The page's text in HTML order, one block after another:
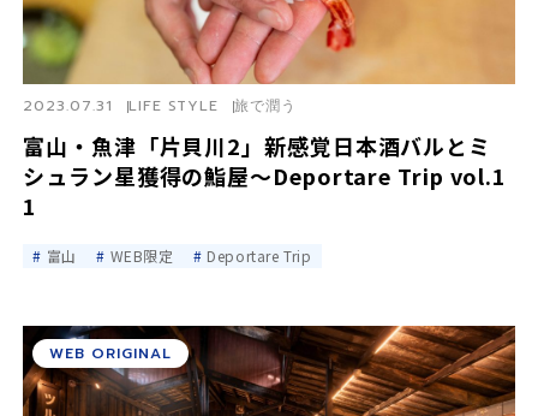
富山・魚津「片貝川2」新感覚日本酒バルとミ
シュラン星獲得の鮨屋～Deportare Trip vol.1
1
2023.07.31 LIFE STYLE 旅で潤う
富山 WEB限定 Deportare Trip
WEB ORIGINAL